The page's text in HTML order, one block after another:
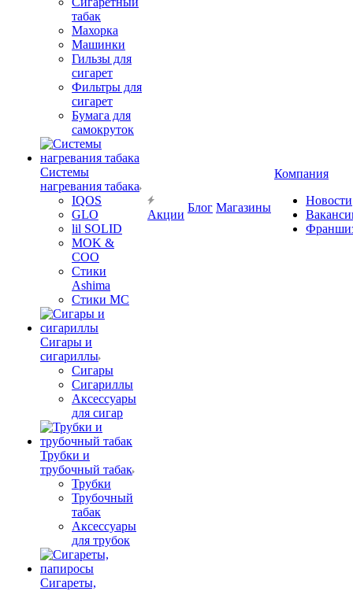
табак
Махорка
Машинки
Гильзы для
сигарет
Фильтры для
сигарет
Бумага для
самокруток
Системы
нагревания табака
IQOS
GLO
lil SOLID
MOK &
COO
Стики
Ashima
Стики MC
Сигары и
сигариллы
Сигары
Сигариллы
Аксессуары
для сигар
Трубки и
трубочный табак
Трубки
Трубочный
табак
Аксессуары
для трубок
Сигареты,
Акции
Блог Магазины
Компания
Новости